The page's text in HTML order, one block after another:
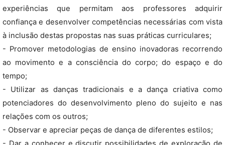
experiências que permitam aos professores adquirir
confiança e desenvolver competências necessárias com vista
à inclusão destas propostas nas suas práticas curriculares;
- Promover metodologias de ensino inovadoras recorrendo
ao movimento e a consciência do corpo; do espaço e do
tempo;
- Utilizar as danças tradicionais e a dança criativa como
potenciadores do desenvolvimento pleno do sujeito e nas
relações com os outros;
- Observar e apreciar peças de dança de diferentes estilos;